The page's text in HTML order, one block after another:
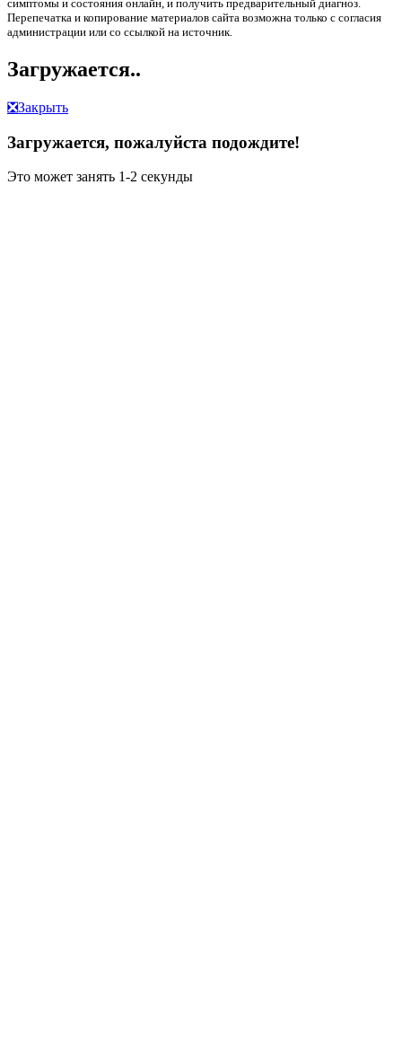
симптомы и состояния онлайн, и получить предварительный диагноз.
Перепечатка и копирование материалов сайта возможна только с согласия
администрации или со ссылкой на источник.
Загружается..
❎Закрыть
Загружается, пожалуйста подождите!
Это может занять 1-2 секунды